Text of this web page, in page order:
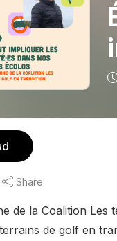
Share
de la Coalition Les
de golf en